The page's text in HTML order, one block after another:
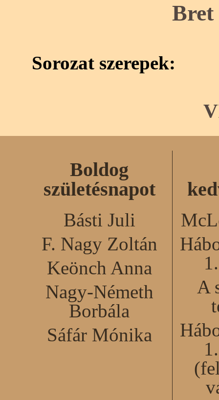
Sorozat szerepek:
Boldog
születésnapot
Básti Juli
F. Nagy Zoltán
Keönch Anna
Nagy-Németh
Borbála
Sáfár Mónika
A